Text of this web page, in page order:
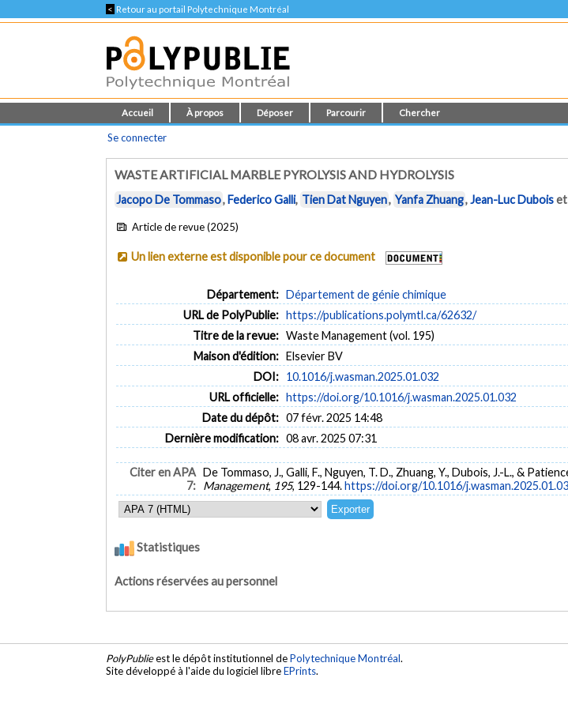
< Retour au portail Polytechnique Montréal
Accueil À propos Déposer Parcourir Chercher
Se connecter
WASTE ARTIFICIAL MARBLE PYROLYSIS AND HYDROLYSIS
Jacopo De Tommaso,Federico Galli, Tien Dat Nguyen, Yanfa Zhuang,Jean-Luc Duboiset
Article de revue (2025)
Un lien externe est disponible pour ce document
Département: Département de génie chimique
URL de PolyPublie: https://publications.polymtl.ca/62632/
Titre de la revue: Waste Management (vol. 195)
Maison d'édition: Elsevier BV
DOI: 10.1016/j.wasman.2025.01.032
URL officielle: https://doi.org/10.1016/j.wasman.2025.01.032
Date du dépôt: 07 févr. 2025 14:48
Dernière modification: 08 avr. 2025 07:31
Citer en APA
7:
De Tommaso, J., Galli, F., Nguyen, T. D., Zhuang, Y., Dubois, J.-L., &
Management, 195, 129-144.https://doi.org/10.1016/
Statistiques
Actions réservées au personnel
PolyPublieest le dépôt institutionnel dePolytechnique Montréal.
Site développé à l'aide du logiciel libreEPrints.